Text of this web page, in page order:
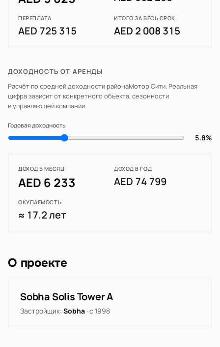
ПЕРЕПЛАТА
AED 725 315
ИТОГО ЗА ВЕСЬ СРОК
AED 2 008 315
ДОХОДНОСТЬ ОТ АРЕНДЫ
Расчёт по средней доходности районаМотор Сити. Реальная
цифра зависит от конкретного объекта, сезонности
и управляющей компании.
Годовая доходность
5.8%
ДОХОД В МЕСЯЦ
AED 6 233
ДОХОД В ГОД
AED 74 799
ОКУПАЕМОСТЬ
≈ 17.2 лет
О проекте
Sobha Solis Tower A
Застройщик: Sobha · с 1998